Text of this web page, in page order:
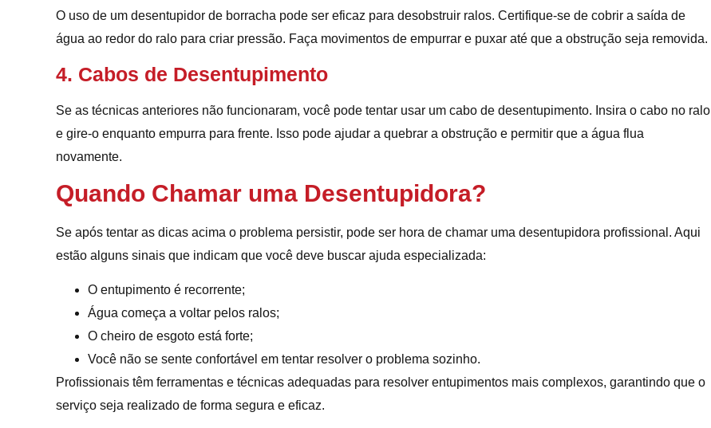
O uso de um desentupidor de borracha pode ser eficaz para desobstruir ralos. Certifique-se de cobrir a saída de
água ao redor do ralo para criar pressão. Faça movimentos de empurrar e puxar até que a obstrução seja removida.
4. Cabos de Desentupimento
Se as técnicas anteriores não funcionaram, você pode tentar usar um cabo de desentupimento. Insira o cabo no ralo
e gire-o enquanto empurra para frente. Isso pode ajudar a quebrar a obstrução e permitir que a água flua
novamente.
Quando Chamar uma Desentupidora?
Se após tentar as dicas acima o problema persistir, pode ser hora de chamar uma desentupidora profissional. Aqui
estão alguns sinais que indicam que você deve buscar ajuda especializada:
O entupimento é recorrente;
Água começa a voltar pelos ralos;
O cheiro de esgoto está forte;
Você não se sente confortável em tentar resolver o problema sozinho.
Profissionais têm ferramentas e técnicas adequadas para resolver entupimentos mais complexos, garantindo que o
serviço seja realizado de forma segura e eficaz.